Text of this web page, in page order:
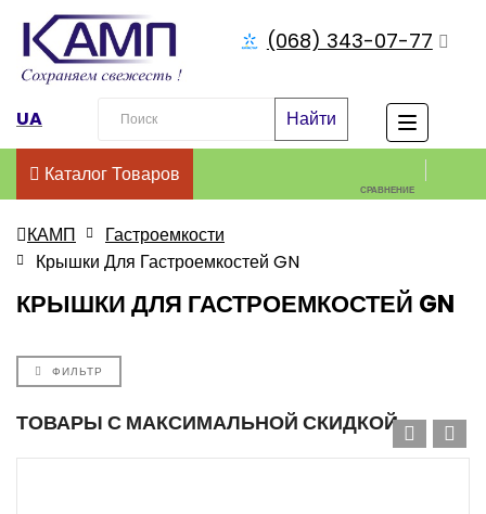
(068) 343-07-77
UA Найти
СРАВНЕНИЕ
Каталог Товаров
КАМП
Гастроемкости
Крышки Для Гастроемкостей GN
КРЫШКИ ДЛЯ ГАСТРОЕМКОСТЕЙ GN
ФИЛЬТР
ТОВАРЫ С МАКСИМАЛЬНОЙ СКИДКОЙ